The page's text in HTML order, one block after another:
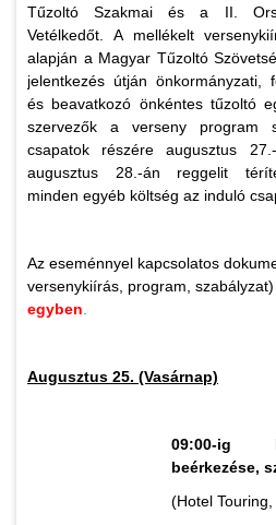
Tűzoltó Szakmai és a II.
Vetélkedőt. A mellékelt
alapján a Magyar Tűzoltó
jelentkezés útján önkormányzati,
és beavatkozó önkéntes tűzoltó
szervezők a verseny program
csapatok részére augusztus
augusztus 28.-án reggelit
minden egyéb költség az induló
Az eseménnyel kapcsolatos
versenykiírás, program, szabályzat)
egyben
Augusztus 25. (Vasárnap)
09:00-ig
beérkezése,
(Hotel